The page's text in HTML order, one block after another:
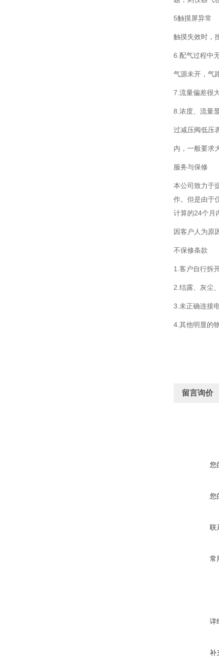
5触摸屏异常
触摸失效时，
6.配气过程中
气源未开，气
7.流量偏差很
8.浓度、流量
过减压阀低压
内，一般要求
服务与保修
本公司致力于
作。但是由于
计算的24个月
因客户人为原
不保修条款
1.客户自行拆
2.结露、灰尘
3.未正确连接
4.其他明显的
留言询价
您
您
联
常
详
补